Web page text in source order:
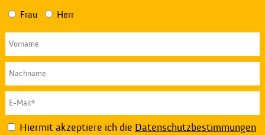
Frau Herr
Hiermit akzeptiere ich die Datenschutzbestimmungen